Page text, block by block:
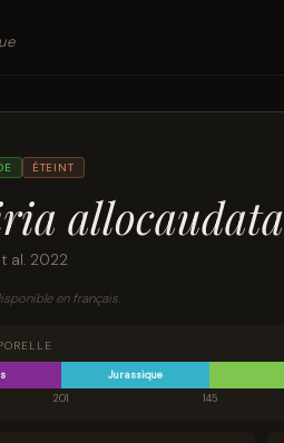
ÉTEINT
allocaudata
al. 2022
en français.
Jurassique
201 145